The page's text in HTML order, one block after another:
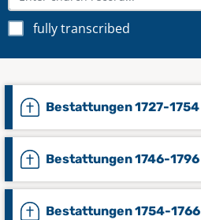
fully transcribed
Bestattungen 1727-1754
Bestattungen 1746-1796
Bestattungen 1754-1766